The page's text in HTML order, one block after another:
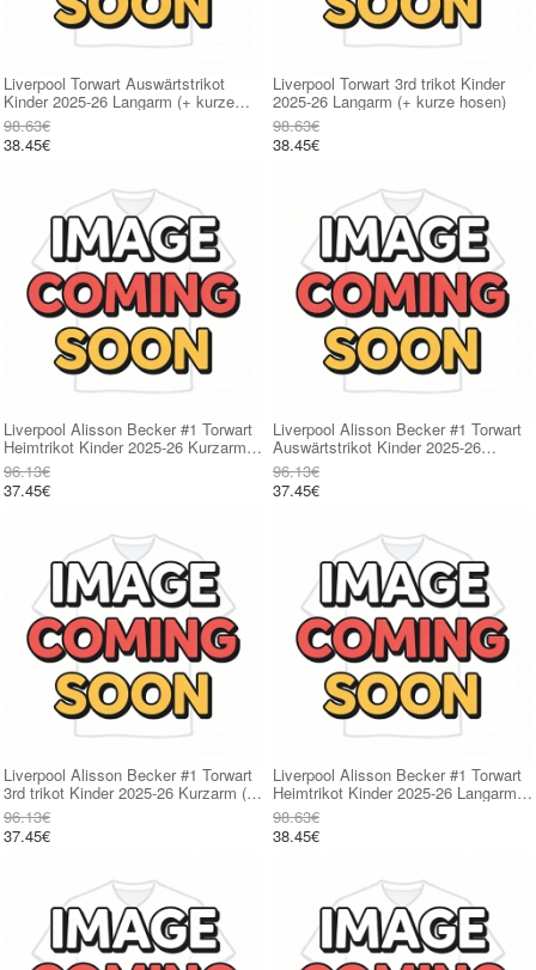
Liverpool Torwart Auswärtstrikot
Kinder 2025-26 Langarm (+ kurze
hosen)
98.63€
38.45€
Liverpool Torwart 3rd trikot Kinder
2025-26 Langarm (+ kurze hosen)
98.63€
38.45€
Liverpool Alisson Becker #1 Torwart
Heimtrikot Kinder 2025-26 Kurzarm
(+ kurze hosen)
96.13€
37.45€
Liverpool Alisson Becker #1 Torwart
Auswärtstrikot Kinder 2025-26
Kurzarm (+ kurze hosen)
96.13€
37.45€
Liverpool Alisson Becker #1 Torwart
3rd trikot Kinder 2025-26 Kurzarm (+
kurze hosen)
96.13€
37.45€
Liverpool Alisson Becker #1 Torwart
Heimtrikot Kinder 2025-26 Langarm
(+ kurze hosen)
98.63€
38.45€